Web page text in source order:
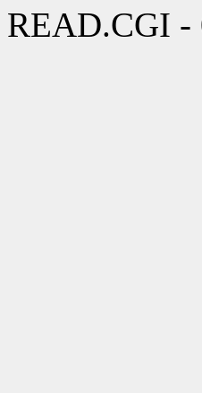
READ.CGI -